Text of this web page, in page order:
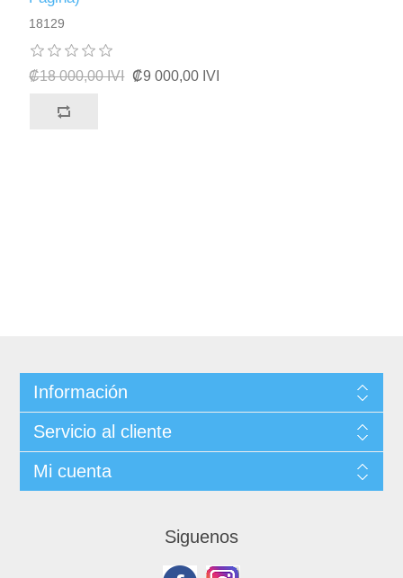
18129
₡18 000,00 IVI ₡9 000,00 IVI
Información
Servicio al cliente
Mi cuenta
Siguenos